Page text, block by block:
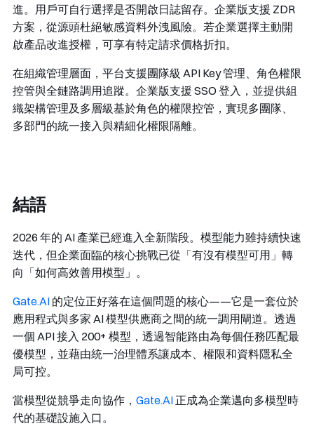
進。用戶可自行選擇是否開啟日誌留存。企業版支援 ZDR
方案，從源頭杜絕敏感資料外洩風險。若企業選擇主動開
啟產品改進授權，可享有特定請求價格折扣。
在組織管理層面，平台支援團隊級 API Key 管理、角色權限
控管與全鏈路調用追蹤。企業版支援 SSO 登入，並提供組
織架構管理及多層級基於角色的權限控管，實現多團隊、
多部門的統一接入與精細化權限隔離。
結語
2026 年的 AI 產業已經進入全新階段。模型能力雖持續快速
迭代，但企業面臨的核心挑戰已從「有沒有模型可用」轉
向「如何高效善用模型」。
Gate.AI 的定位正好落在這個問題的核心——它是一套位於
應用程式與多家 AI 模型供應商之間的統一調用閘道。透過
一個 API 接入 200+ 模型，透過智能路由為每個任務匹配最
優模型，並藉由統一治理體系讓成本、權限和資料隱私全
局可控。
當模型從競爭走向協作， Gate.AI 正成為企業邁向多模型時
代的基礎設施入口。